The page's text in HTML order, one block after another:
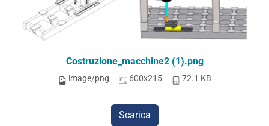
Costruzione_macchine2 (1).png
image/png 600x215 72.1 KB
Scarica